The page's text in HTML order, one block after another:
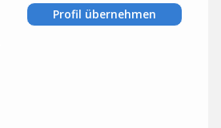
Profil übernehmen